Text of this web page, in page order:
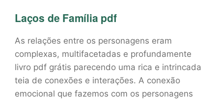
Laços de Família pdf
As relações entre os personagens eram
complexas, multifacetadas e profundamente
livro pdf grátis parecendo uma rica e intrincada
teia de conexões e interações. A conexão
emocional que fazemos com os personagens